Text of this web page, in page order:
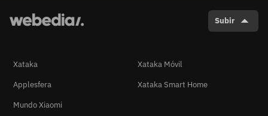
Subir
Xataka
Xataka Móvil
Applesfera
Xataka Smart Home
Mundo Xiaomi